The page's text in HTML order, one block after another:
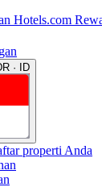
Hotels.com
· ID
properti Anda